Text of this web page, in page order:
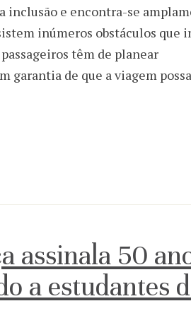
inclusão e encontra-se
inúmeros obstáculos que
têm de planear
garantia de que a viagem
assinala 50
a estudantes